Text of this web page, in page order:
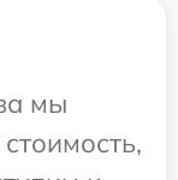
мы